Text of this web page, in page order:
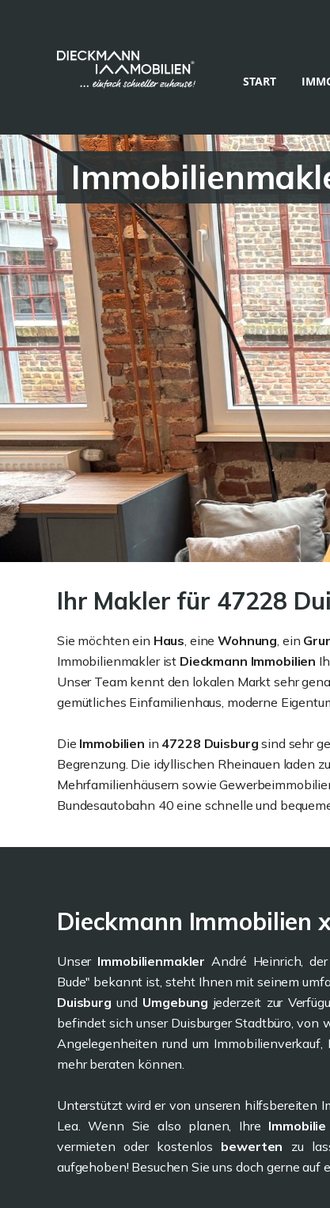
START
Ihr Makler für 47228
Sie möchten ein Haus, eineWohnung, ein
Immobilienmakler ist Dieckmann Immobilien
Unser Team kennt den lokalen Markt sehr
gemütliches Einfamilienhaus, moderne
Die Immobilien in 47228 Duisburgsind sehr
Begrenzung. Die idyllischen Rheinauen laden
Mehrfamilienhäusern sowie
Bundesautobahn 40 eine schnelle und
Dieckmann Immobilien
Unser ImmobilienmaklerAndré Heinrich,
Bude" bekannt ist, steht Ihnen mit seinem
Duisburgund Umgebung jederzeit zur
befindet sich unser Duisburger Stadtbüro, von
Angelegenheiten rund um
mehr beraten können.
Unterstützt wird er von unseren hilfsbereiten
Lea. Wenn Sie also planen, Ihre Immobilie
vermieten oder kostenlos bewerten zu
aufgehoben! Besuchen Sie uns doch gerne auf